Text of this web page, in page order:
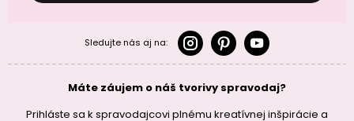
Sledujte nás aj na:
Máte záujem o náš tvorivy spravodaj?
Prihláste sa k spravodajcovi plnému kreatívnej inšpirácie a